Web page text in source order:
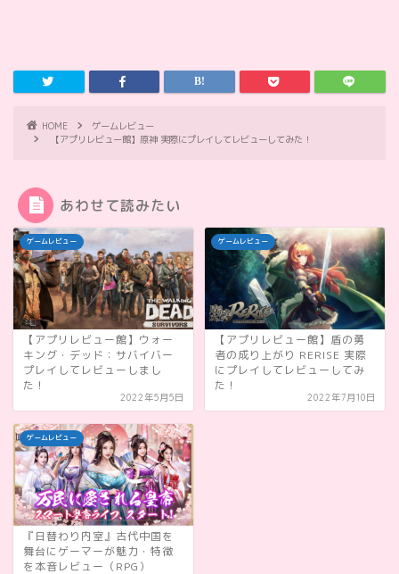
HOME
ゲームレビュー
【アプリレビュー館】原神 実際にプレイしてレビューしてみた！
あわせて読みたい
ゲームレビュー
【アプリレビュー館】ウォー
キング・デッド：サバイバー
プレイしてレビューしまし
た！
2022年5月5日
ゲームレビュー
【アプリレビュー館】盾の勇
者の成り上がり RERISE 実際
にプレイしてレビューしてみ
た！
2022年7月10日
ゲームレビュー
『日替わり内室』古代中国を
舞台にゲーマーが魅力・特徴
を本音レビュー（RPG）